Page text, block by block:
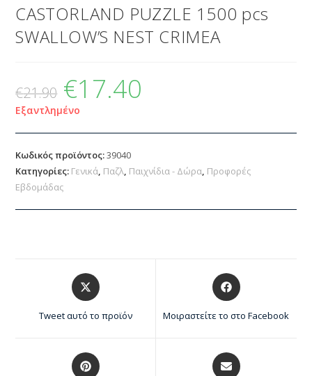
CASTORLAND PUZZLE 1500 pcs
SWALLOW’S NEST CRIMEA
€21.90 €17.40
Εξαντλημένο
Κωδικός προϊόντος:39040
Κατηγορίες: Γενικά, Παζλ, Παιχνίδια - Δώρα, Προφορές
Εβδομάδας
Tweet αυτό το προϊόν Μοιραστείτε το στο Facebook